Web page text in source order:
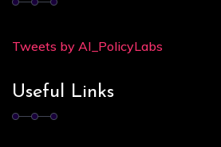
Tweets by AI_PolicyLabs
Useful Links